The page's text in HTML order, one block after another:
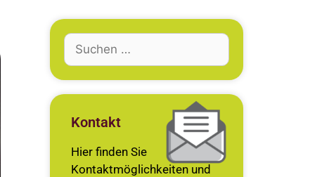
Kontakt
Hier finden Sie
Kontaktmöglichkeiten und